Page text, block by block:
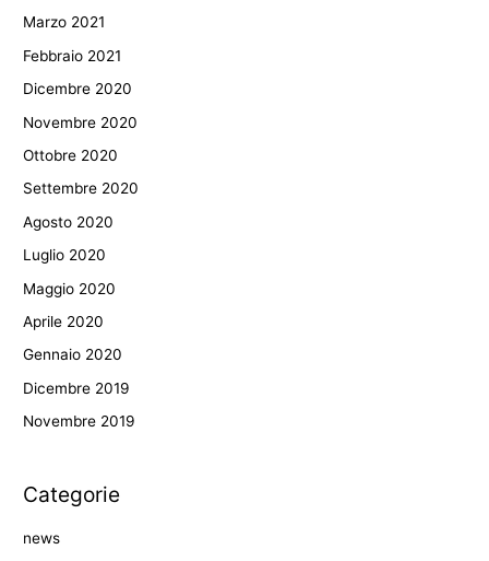
Marzo 2021
Febbraio 2021
Dicembre 2020
Novembre 2020
Ottobre 2020
Settembre 2020
Agosto 2020
Luglio 2020
Maggio 2020
Aprile 2020
Gennaio 2020
Dicembre 2019
Novembre 2019
Categorie
news